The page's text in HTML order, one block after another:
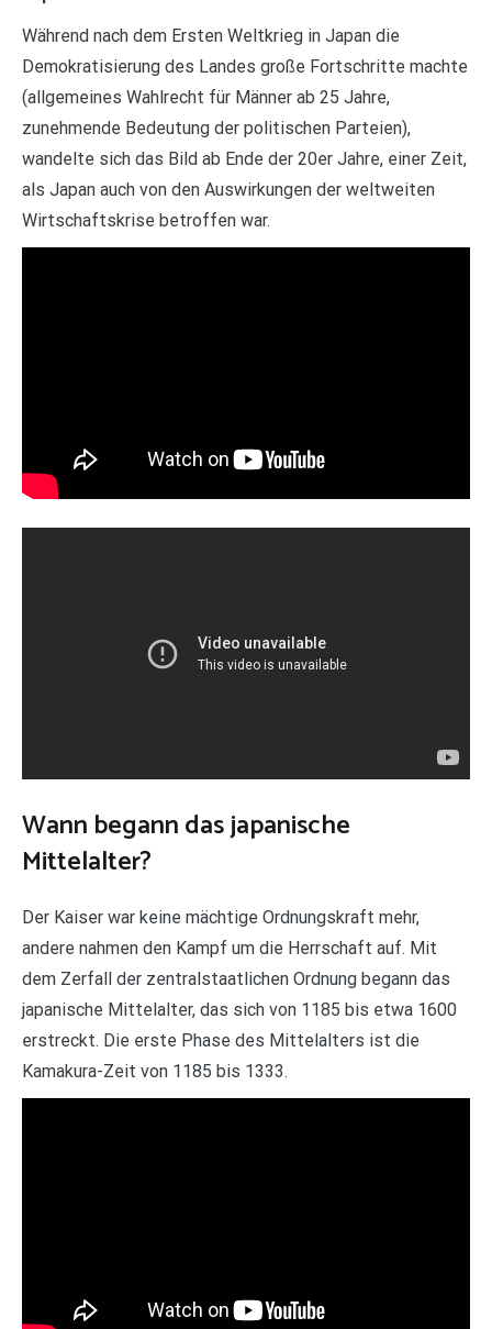
Während nach dem Ersten Weltkrieg in Japan die
Demokratisierung des Landes große Fortschritte machte
(allgemeines Wahlrecht für Männer ab 25 Jahre,
zunehmende Bedeutung der politischen Parteien),
wandelte sich das Bild ab Ende der 20er Jahre, einer Zeit,
als Japan auch von den Auswirkungen der weltweiten
Wirtschaftskrise betroffen war.
Wann begann das japanische
Mittelalter?
Der Kaiser war keine mächtige Ordnungskraft mehr,
andere nahmen den Kampf um die Herrschaft auf. Mit
dem Zerfall der zentralstaatlichen Ordnung begann das
japanische Mittelalter, das sich von 1185 bis etwa 1600
erstreckt. Die erste Phase des Mittelalters ist die
Kamakura-Zeit von 1185 bis 1333.